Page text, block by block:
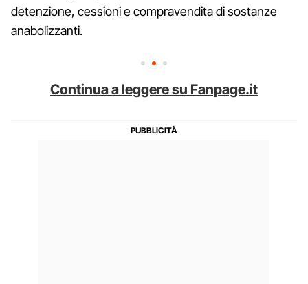
detenzione, cessioni e compravendita di sostanze
anabolizzanti.
Continua a leggere su Fanpage.it